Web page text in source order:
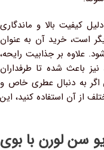
کیفیت بالا و ماندگاری
است، خرید آن به عنوان
علاوه بر جذابیت رایحه،
باعث شده تا طرفداران
اگر به دنبال عطری خاص و
از آن استفاده کنید، این
سن لورن با بوی